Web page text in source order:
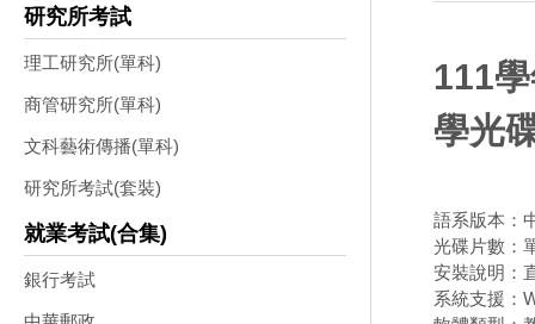
研究所考試
理工研究所(單科)
商管研究所(單科)
文科藝術傳播(單科)
研究所考試(套裝)
就業考試(合集)
銀行考試
111
學光
語系版本：
光碟片數：
安裝說明：
系統支援：